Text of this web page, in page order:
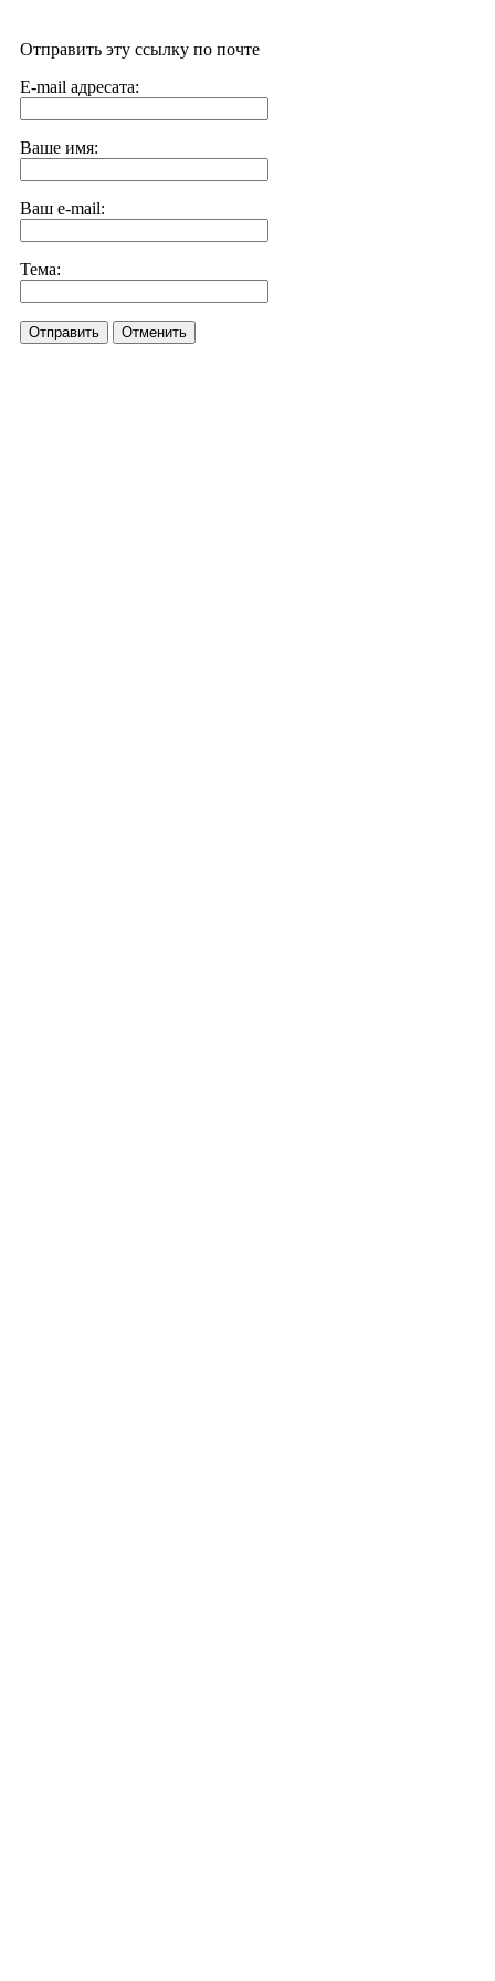
Отправить эту ссылку по почте
E-mail адресата:
Ваше имя:
Ваш e-mail:
Тема:
Отправить Отменить